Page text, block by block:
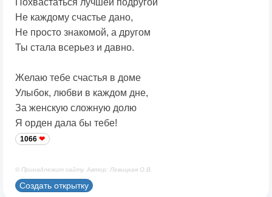
Похвастаться лучшей подругой
Не каждому счастье дано,
Не просто знакомой, а другом
Ты стала всерьез и давно.
Желаю тебе счастья в доме
Улыбок, любви в каждом дне,
За женскую сложную долю
Я орден дала бы тебе!
1066
© Принадлежит сайту. Автор: Левицкая О.В.
Создать открытку